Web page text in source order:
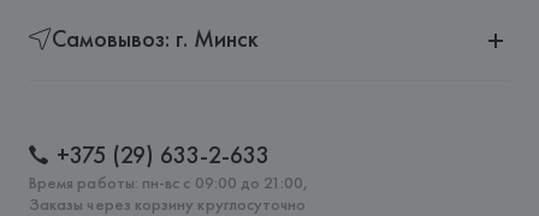
Самовывоз: г. Минск
+375 (29) 633-2-633
Время работы: пн-вс с 09:00 до 21:00,
Заказы через корзину круглосуточно